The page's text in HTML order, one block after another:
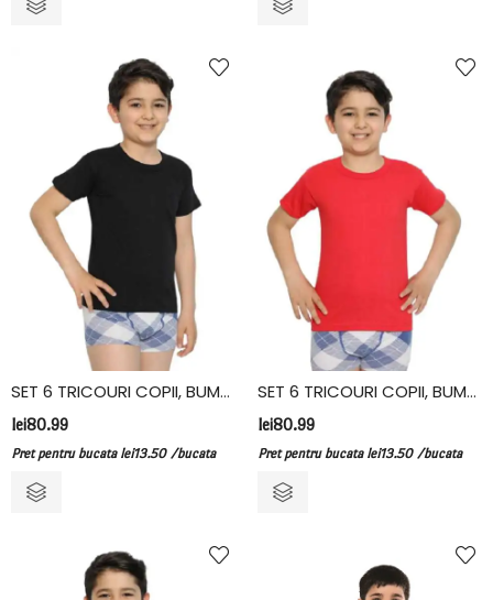
SET 6 TRICOURI COPII, BUMBAC, FIDAN, NEGRU
lei80.99
Pret pentru bucata lei13.50 /bucata
SET 6 TRICOURI COPII, BUMBAC, FIDAN, ROSU
lei80.99
Pret pentru bucata lei13.50 /bucata